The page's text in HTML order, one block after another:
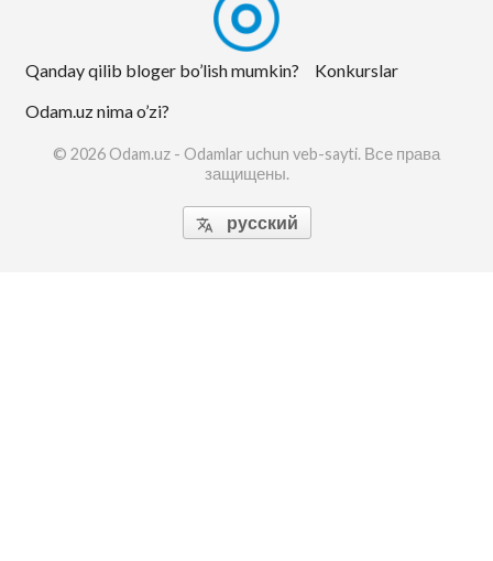
Qanday qilib bloger bo’lish mumkin?
Konkurslar
Odam.uz nima o’zi?
© 2026 Odam.uz - Odamlar uchun veb-sayti. Все права
защищены.
 русский